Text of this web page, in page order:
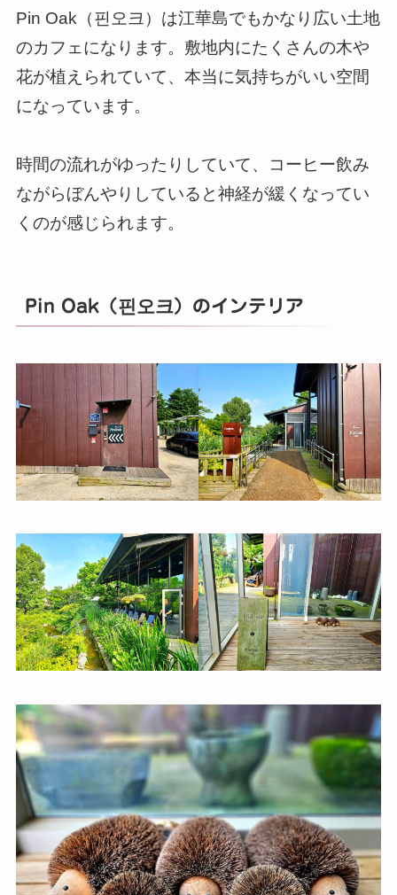
Pin Oak（핀오크）は江華島でもかなり広い土地
のカフェになります。敷地内にたくさんの木や
花が植えられていて、本当に気持ちがいい空間
になっています。
時間の流れがゆったりしていて、コーヒー飲み
ながらぼんやりしていると神経が緩くなってい
くのが感じられます。
Pin Oak（핀오크）のインテリア